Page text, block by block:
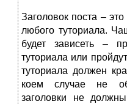
Заголовок поста –
любого туториала.
будет зависеть –
туториала или
туториала должен
коем случае не
заголовки не